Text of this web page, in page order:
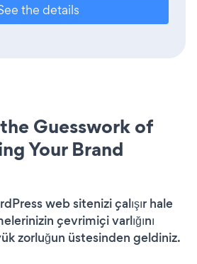
the details
Guesswork of
Your Brand
web sitenizi çalışır hale
çevrimiçi varlığını
zorluğun üstesinden geldiniz.